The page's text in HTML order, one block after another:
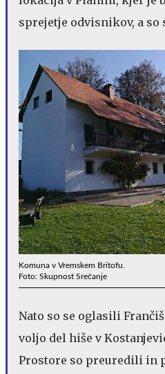
sprejetje odvisnikov, a
Komuna v Vremskem Britofu.
Foto: Skupnost Srečanje
Nato so se oglasili
voljo del hiše v
Prostore so preuredili in